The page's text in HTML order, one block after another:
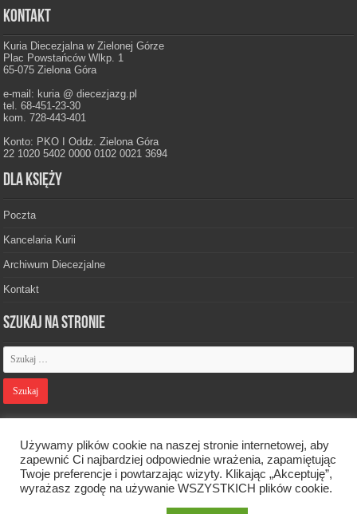
Kontakt
Kuria Diecezjalna w Zielonej Górze
Plac Powstańców Wlkp. 1
65-075 Zielona Góra
e-mail: kuria @ diecezjazg.pl
tel. 68-451-23-30
kom. 728-443-401
Konto: PKO I Oddz. Zielona Góra
22 1020 5402 0000 0102 0021 3694
Dla księży
Poczta
Kancelaria Kurii
Archiwum Diecezjalne
Kontakt
Szukaj na stronie
Designed by Webdawid
Używamy plików cookie na naszej stronie internetowej, aby
zapewnić Ci najbardziej odpowiednie wrażenia, zapamiętując
Twoje preferencje i powtarzając wizyty. Klikając „Akceptuję”,
wyrażasz zgodę na używanie WSZYSTKICH plików cookie.